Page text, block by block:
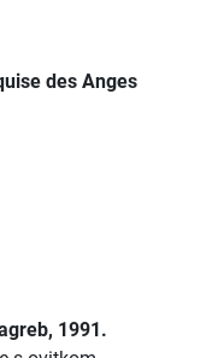
des Anges
, 1991.